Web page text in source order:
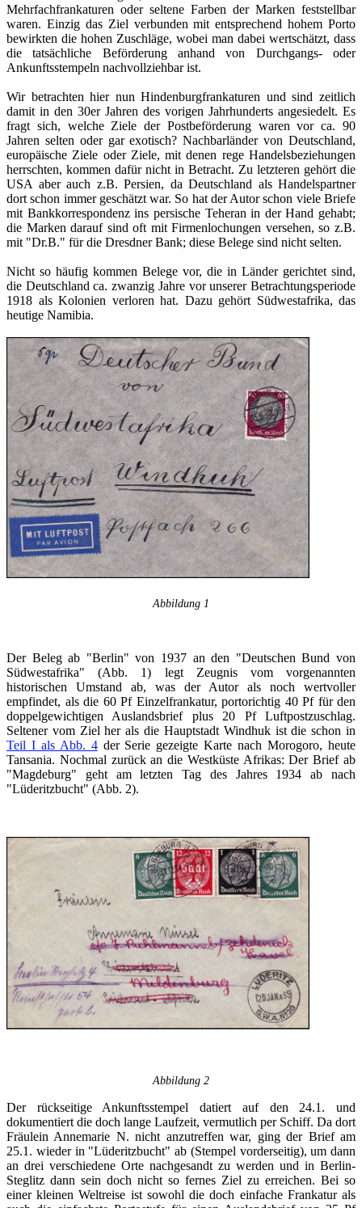
Mehrfachfrankaturen oder seltene Farben der Marken feststellbar
waren. Einzig das Ziel verbunden mit entsprechend hohem Porto
bewirkten die hohen Zuschläge, wobei man dabei wertschätzt, dass
die tatsächliche Beförderung anhand von Durchgangs- oder
Ankunftsstempeln nachvollziehbar ist.
Wir betrachten hier nun Hindenburgfrankaturen und sind zeitlich
damit in den 30er Jahren des vorigen Jahrhunderts angesiedelt. Es
fragt sich, welche Ziele der Postbeförderung waren vor ca. 90
Jahren selten oder gar exotisch? Nachbarländer von Deutschland,
europäische Ziele oder Ziele, mit denen rege Handelsbeziehungen
herrschten, kommen dafür nicht in Betracht. Zu letzteren gehört die
USA aber auch z.B. Persien, da Deutschland als Handelspartner
dort schon immer geschätzt war. So hat der Autor schon viele Briefe
mit Bankkorrespondenz ins persische Teheran in der Hand gehabt;
die Marken darauf sind oft mit Firmenlochungen versehen, so z.B.
mit "Dr.B." für die Dresdner Bank; diese Belege sind nicht selten.
Nicht so häufig kommen Belege vor, die in Länder gerichtet sind,
die Deutschland ca. zwanzig Jahre vor unserer Betrachtungsperiode
1918 als Kolonien verloren hat. Dazu gehört Südwestafrika, das
heutige Namibia.
Abbildung 1
Der Beleg ab "Berlin" von 1937 an den "Deutschen Bund von
Südwestafrika" (Abb. 1) legt Zeugnis vom vorgenannten
historischen Umstand ab, was der Autor als noch wertvoller
empfindet, als die 60 Pf Einzelfrankatur, portorichtig 40 Pf für den
doppelgewichtigen Auslandsbrief plus 20 Pf Luftpostzuschlag.
Seltener vom Ziel her als die Hauptstadt Windhuk ist die schon in
Teil I als Abb. 4der Serie gezeigte Karte nach Morogoro, heute
Tansania. Nochmal zurück an die Westküste Afrikas: Der Brief ab
"Magdeburg" geht am letzten Tag des Jahres 1934 ab nach
"Lüderitzbucht" (Abb. 2).
Abbildung 2
Der rückseitige Ankunftsstempel datiert auf den 24.1. und
dokumentiert die doch lange Laufzeit, vermutlich per Schiff. Da dort
Fräulein Annemarie N. nicht anzutreffen war, ging der Brief am
25.1. wieder in "Lüderitzbucht" ab (Stempel vorderseitig), um dann
an drei verschiedene Orte nachgesandt zu werden und in Berlin-
Steglitz dann sein doch nicht so fernes Ziel zu erreichen. Bei so
einer kleinen Weltreise ist sowohl die doch einfache Frankatur als